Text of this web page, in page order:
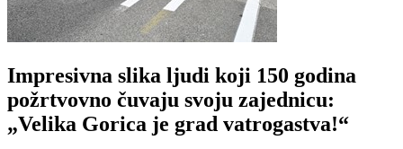
Impresivna slika ljudi koji 150 godina
požrtvovno čuvaju svoju zajednicu:
„Velika Gorica je grad vatrogastva!“